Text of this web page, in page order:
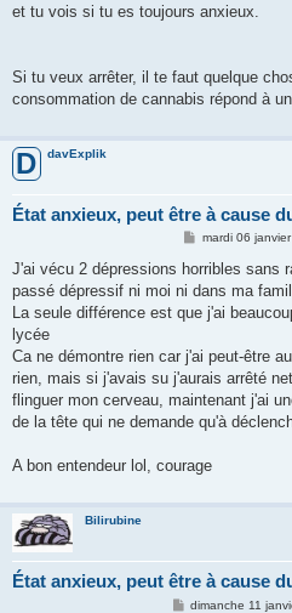
et tu vois si tu es toujours anxieux.
Si tu veux arrêter, il te faut quelque
consommation de cannabis répond à
D davExplik
État anxieux, peut être à cause
M
s
a
g
mardi 06
J'ai vécu 2 dépressions horribles sans
passé dépressif ni moi ni dans ma
La seule différence est que j'ai
lycée
Ca ne démontre rien car j'ai peut-être
rien, mais si j'avais su j'aurais arrêté
flinguer mon cerveau, maintenant j'ai
de la tête qui ne demande qu'à
A bon entendeur lol, courage
Bilirubine
État anxieux, peut être à cause
Mdimanche 11